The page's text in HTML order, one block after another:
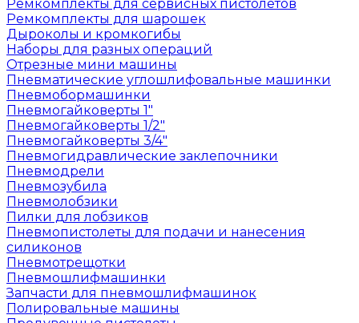
Ремкомплекты для сервисных пистолетов
Ремкомплекты для шарошек
Дыроколы и кромкогибы
Наборы для разных операций
Отрезные мини машины
Пневматические углошлифовальные машинки
Пневмобормашинки
Пневмогайковерты 1"
Пневмогайковерты 1/2"
Пневмогайковерты 3/4"
Пневмогидравлические заклепочники
Пневмодрели
Пневмозубила
Пневмолобзики
Пилки для лобзиков
Пневмопистолеты для подачи и нанесения
силиконов
Пневмотрещотки
Пневмошлифмашинки
Запчасти для пневмошлифмашинок
Полировальные машины